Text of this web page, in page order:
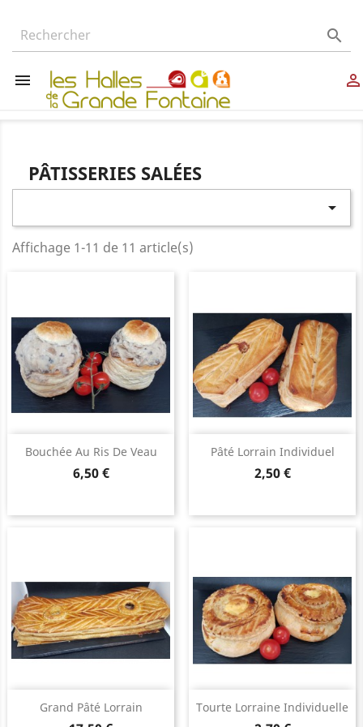

 
PÂTISSERIES SALÉES

Affichage 1-11 de 11 article(s)
Bouchée Au Ris De Veau
Prix
6,50 €
Pâté Lorrain Individuel
Prix
2,50 €
Grand Pâté Lorrain Tourte Lorraine Individuelle